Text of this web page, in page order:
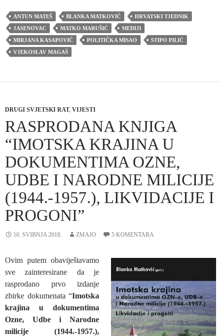
ANTUN MATEŠ BLANKA MATKOVIĆ
HRVATSKI TJEDNIK
JASENOVAC
MATKO MARUŠIĆ
MEDIJI
MIRJANA KASAPOVIĆ
POLITIČKA MISAO
STIPO PILIĆ
VJEKOSLAV MAGAŠ
DRUGI SVJETSKI RAT, VIJESTI
RASPRODANA KNJIGA
“IMOTSKA KRAJINA U
DOKUMENTIMA OZNE,
UDBE I NARODNE MILICIJE
(1944.-1957.), LIKVIDACIJE I
PROGONI”
10. SVIBNJA 2018. ZMAJO 5 KOMENTARA
Ovim putem obaviještavamo
sve zainteresirane da je
rasprodano prvo izdanje
zbirke dokumenata “Imotska
krajina u dokumentima
Ozne, Udbe i Narodne
milicije (1944.-1957.),